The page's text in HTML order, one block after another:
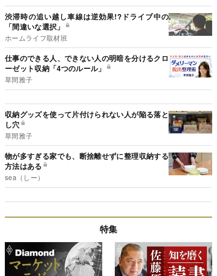
渋滞時の追い越し車線は逆効果!?ドライブ中の
「間違いな選択」
ホームライフ取材班
仕事のできる人、できない人の明暗を分けるクロ
ーゼット収納「4つのルール」
草間雅子
収納グッズを使って片付けられない人が陥る落と
し穴
草間雅子
物が多すぎる家でも、断捨離せずに整理収納する
方法はある
sea（しー）
特集